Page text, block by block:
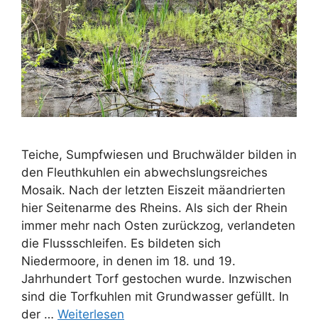
Teiche, Sumpfwiesen und Bruchwälder bilden in
den Fleuthkuhlen ein abwechslungsreiches
Mosaik. Nach der letzten Eiszeit mäandrierten
hier Seitenarme des Rheins. Als sich der Rhein
immer mehr nach Osten zurückzog, verlandeten
die Flussschleifen. Es bildeten sich
Niedermoore, in denen im 18. und 19.
Jahrhundert Torf gestochen wurde. Inzwischen
sind die Torfkuhlen mit Grundwasser gefüllt. In
der … Weiterlesen